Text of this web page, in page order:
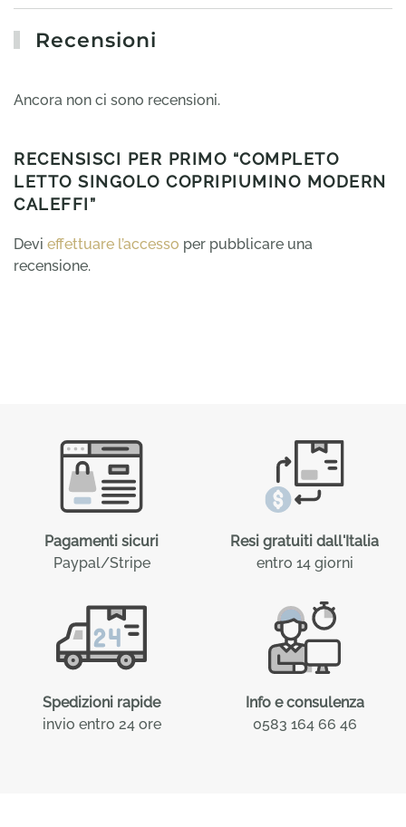
Recensioni
Ancora non ci sono recensioni.
RECENSISCI PER PRIMO “COMPLETO
LETTO SINGOLO COPRIPIUMINO MODERN
CALEFFI”
Devi effettuare l’accesso per pubblicare una
recensione.
Pagamenti sicuri
Paypal/Stripe
Resi gratuiti dall'Italia
entro 14 giorni
Spedizioni rapide
invio entro 24 ore
Info e consulenza
0583 164 66 46